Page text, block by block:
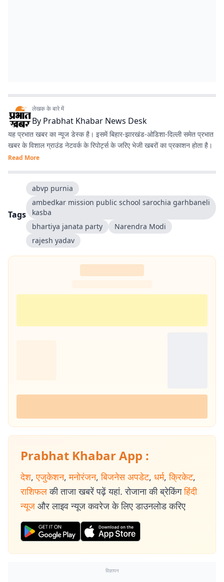
लेखक के बारे में
By Prabhat Khabar News Desk
यह प्रभात खबर का न्यूज डेस्क है। इसमें बिहार-झारखंड-ओडिशा-दिल्‍ली समेत प्रभात
खबर के विशाल ग्राउंड नेटवर्क के रिपोर्ट्स के जरिए भेजी खबरों का प्रकाशन होता है।
Read More
Tags
abvp purnia
ambedkar mission public school sarochia garhbaneli
kasba
bhartiya janata party
Narendra Modi
rajesh yadav
Prabhat Khabar App :
देश, एजुकेशन, मनोरंजन, बिजनेस अपडेट, धर्म, क्रिकेट,
राशिफल की ताजा खबरें पढ़ें यहां. रोजाना की ब्रेकिंग हिंदी
न्यूज और लाइव न्यूज कवरेज के लिए डाउनलोड करिए
विज्ञापन